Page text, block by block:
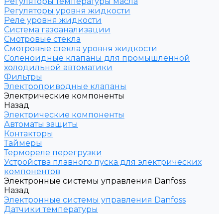
Регуляторы уровня жидкости
Реле уровня жидкости
Система газоанализации
Смотровые стекла
Смотровые стекла уровня жидкости
Соленоидные клапаны для промышленной
холодильной автоматики
Фильтры
Электроприводные клапаны
Электрические компоненты
Назад
Электрические компоненты
Автоматы защиты
Контакторы
Таймеры
Термореле перегрузки
Устройства плавного пуска для электрических
компонентов
Электронные системы управления Danfoss
Назад
Электронные системы управления Danfoss
Датчики температуры